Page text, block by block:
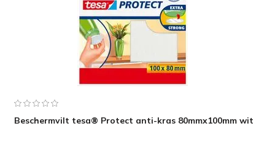
Beschermvilt tesa® Protect anti-kras 80mmx100mm wit